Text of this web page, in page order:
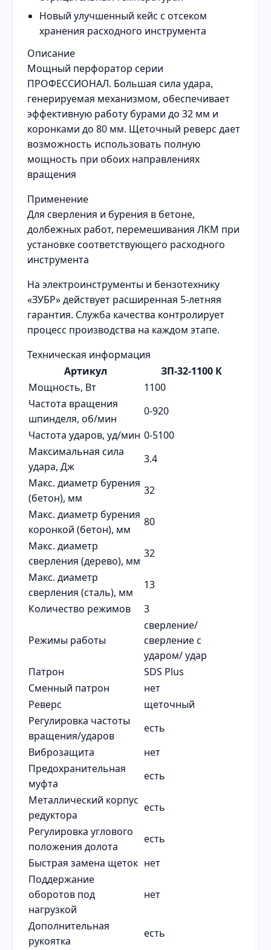
Новый улучшенный кейс с отсеком
хранения расходного инструмента
Описание
Мощный перфоратор серии
ПРОФЕССИОНАЛ. Большая сила удара,
генерируемая механизмом, обеспечивает
эффективную работу бурами до 32 мм и
коронками до 80 мм. Щеточный реверс дает
возможность использовать полную
мощность при обоих направлениях
вращения
Применение
Для сверления и бурения в бетоне,
долбежных работ, перемешивания ЛКМ при
установке соответствующего расходного
инструмента
На электроинструменты и бензотехнику
«ЗУБР» действует расширенная 5-летняя
гарантия. Служба качества контролирует
процесс производства на каждом этапе.
Техническая информация
Артикул
ЗП-32-1100 К
Мощность, Вт
1100
Частота вращения
шпинделя, об/мин
0-920
Частота ударов, уд/мин 0-5100
Максимальная сила
удара, Дж
3.4
Макс. диаметр бурения
(бетон), мм
32
Макс. диаметр бурения
коронкой (бетон), мм
80
Макс. диаметр
сверления (дерево), мм
32
Макс. диаметр
сверления (сталь), мм
13
Количество режимов
3
Режимы работы
сверление/
сверление с
ударом/ удар
Патрон
SDS Plus
Сменный патрон
нет
Реверс
щеточный
Регулировка частоты
вращения/ударов
есть
Виброзащита
нет
Предохранительная
муфта
есть
Металлический корпус
редуктора
есть
Регулировка углового
положения долота
есть
Быстрая замена щеток нет
Поддержание
оборотов под
нагрузкой
нет
Дополнительная
рукоятка
есть